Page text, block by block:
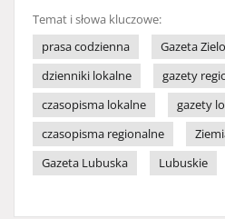
Temat i słowa kluczowe:
prasa codzienna
Gazeta
dzienniki lokalne
gazety
czasopisma lokalne
gazety
czasopisma regionalne
Gazeta Lubuska
Lubuskie